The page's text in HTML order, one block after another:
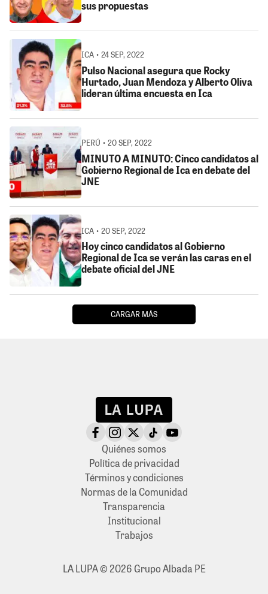
sus propuestas
ICA • 24 SEP, 2022
Pulso Nacional asegura que Rocky
Hurtado, Juan Mendoza y Alberto Oliva
lideran última encuesta en Ica
PERÚ • 20 SEP, 2022
MINUTO A MINUTO: Cinco candidatos al
Gobierno Regional de Ica en debate del
JNE
ICA • 20 SEP, 2022
Hoy cinco candidatos al Gobierno
Regional de Ica se verán las caras en el
debate oficial del JNE
CARGAR MÁS
Quiénes somos
Política de privacidad
Términos y condiciones
Normas de la Comunidad
Transparencia
Institucional
Trabajos
LA LUPA © 2026 Grupo Albada PE